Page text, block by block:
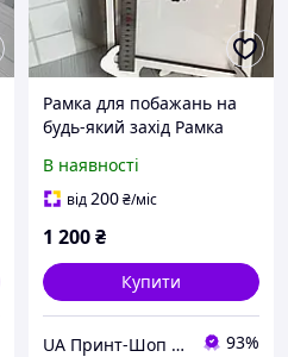
Рамка для побажань на
будь-який захід Рамка
В наявності
від200₴/міс
1 200₴
Купити
UA Принт-Шоп ​💙💛 93%